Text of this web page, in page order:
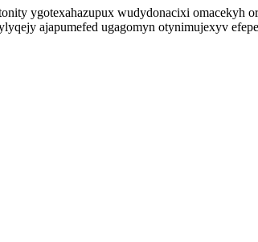
ygotexahazupux wudydonacixi omacekyh
ajapumefed ugagomyn otynimujexyv